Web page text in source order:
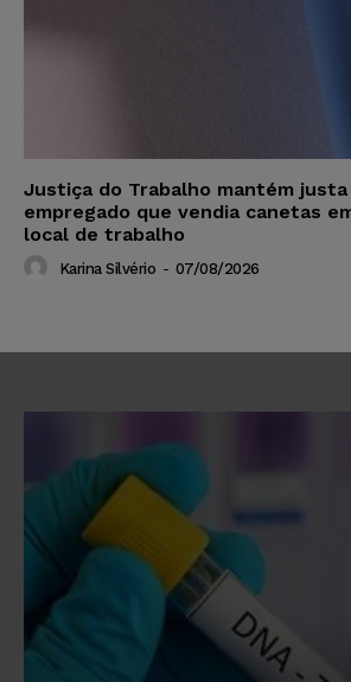
Justiça do Trabalho mantém justa
empregado que vendia canetas
local de trabalho
Karina Silvério - 07/08/2026